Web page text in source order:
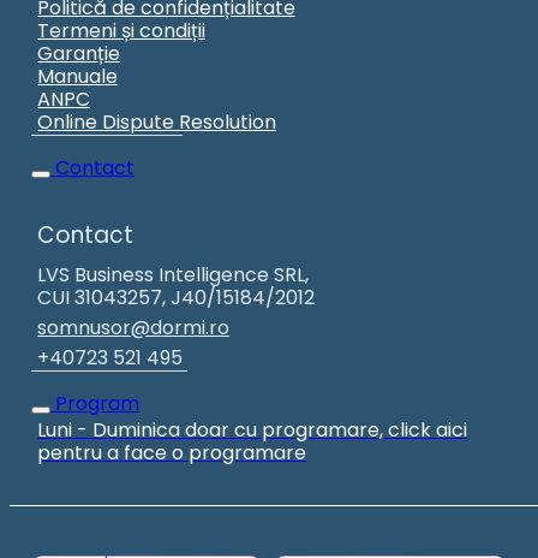
Politică de confidențialitate
Termeni și condiții
Garanție
Manuale
ANPC
Online Dispute Resolution
Contact
Contact
LVS Business Intelligence SRL,
CUI 31043257, J40/15184/2012
somnusor@dormi.ro
+40723 521 495
Program
Luni - Duminica doar cu programare, click aici
pentru a face o programare